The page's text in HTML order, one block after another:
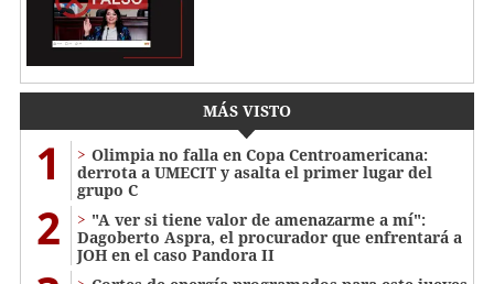
MÁS VISTO
1
Olimpia no falla en Copa Centroamericana:
derrota a UMECIT y asalta el primer lugar del
grupo C
2
"A ver si tiene valor de amenazarme a mí":
Dagoberto Aspra, el procurador que enfrentará a
JOH en el caso Pandora II